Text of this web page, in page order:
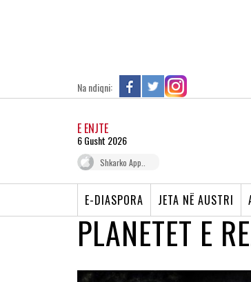
Na ndiqni:
E ENJTE
6 Gusht 2026
Shkarko App..
E-DIASPORA JETA NË AUSTRI
PLANETET E
ASTRONAUTET